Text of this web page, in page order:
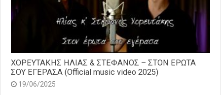
ΧΟΡΕΥΤΑΚΗΣ ΗΛΙΑΣ & ΣΤΕΦΑΝΟΣ – ΣΤΟΝ ΕΡΩΤΑ
ΣΟΥ ΕΓΕΡΑΣΑ (Official music video 2025)
19/06/2025